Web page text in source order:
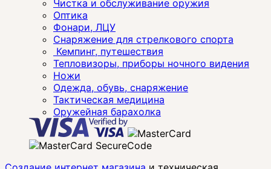
Чистка и обслуживание оружия
Оптика
Фонари, ЛЦУ
Снаряжение для стрелкового спорта
Кемпинг, путешествия
Тепловизоры, приборы ночного видения
Ножи
Одежда, обувь, снаряжение
Тактическая медицина
Оружейная барахолка